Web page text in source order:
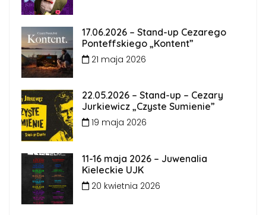
17.06.2026 – Stand-up Cezarego
Ponteffskiego „Kontent”
21 maja 2026
22.05.2026 – Stand-up – Cezary
Jurkiewicz „Czyste Sumienie”
19 maja 2026
11-16 maja 2026 – Juwenalia
Kieleckie UJK
20 kwietnia 2026